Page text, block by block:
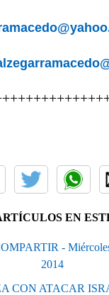
EN
-
2014
CON ATACAR